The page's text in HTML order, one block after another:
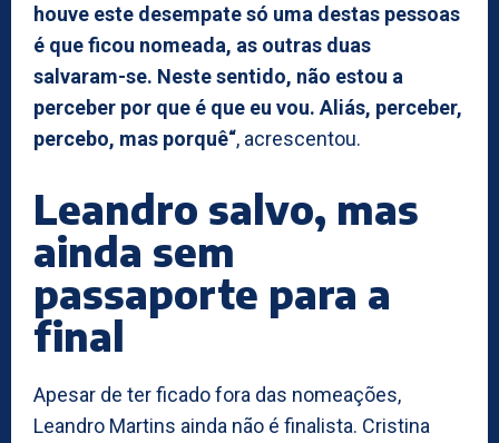
houve este desempate só uma destas pessoas
é que ficou nomeada, as outras duas
salvaram-se. Neste sentido, não estou a
perceber por que é que eu vou. Aliás, perceber,
percebo, mas porquê“, acrescentou.
Leandro salvo, mas
ainda sem
passaporte para a
final
Apesar de ter ficado fora das nomeações,
Leandro Martins ainda não é finalista. Cristina